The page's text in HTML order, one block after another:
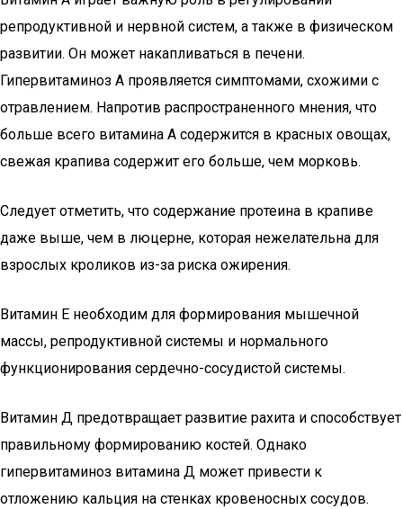
репродуктивной и нервной систем, а также в физическом
развитии. Он может накапливаться в печени.
Гипервитаминоз А проявляется симптомами, схожими с
отравлением. Напротив распространенного мнения, что
больше всего витамина А содержится в красных овощах,
свежая крапива содержит его больше, чем морковь.
Следует отметить, что содержание протеина в крапиве
даже выше, чем в люцерне, которая нежелательна для
взрослых кроликов из-за риска ожирения.
Витамин Е необходим для формирования мышечной
массы, репродуктивной системы и нормального
функционирования сердечно-сосудистой системы.
Витамин Д предотвращает развитие рахита и способствует
правильному формированию костей. Однако
гипервитаминоз витамина Д может привести к
отложению кальция на стенках кровеносных сосудов.